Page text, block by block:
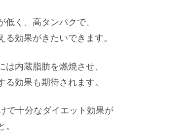
低く、高タンパクで、
る効果がきたいできます。
は内蔵脂肪を燃焼させ、
る効果も期待されます。
で十分なダイエット効果が